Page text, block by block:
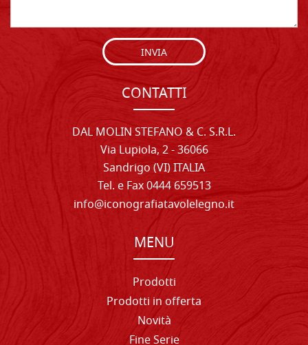
INVIA
CONTATTI
DAL MOLIN STEFANO & C. S.R.L.
Via Lupiola, 2 - 36066
Sandrigo (VI) ITALIA
Tel. e Fax 0444 659513
info@iconografiatavolelegno.it
MENU
Prodotti
Prodotti in offerta
Novità
Fine Serie